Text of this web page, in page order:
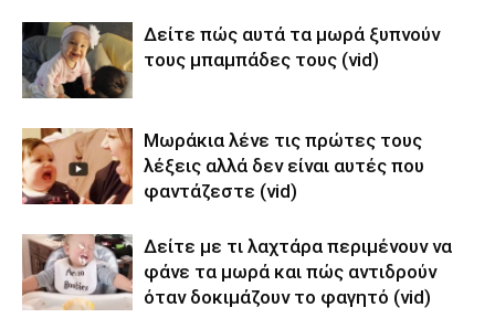
Δείτε πώς αυτά τα μωρά ξυπνούν
τους μπαμπάδες τους (vid)
Μωράκια λένε τις πρώτες τους
λέξεις αλλά δεν είναι αυτές που
φαντάζεστε (vid)
Δείτε με τι λαχτάρα περιμένουν να
φάνε τα μωρά και πώς αντιδρούν
όταν δοκιμάζουν το φαγητό (vid)